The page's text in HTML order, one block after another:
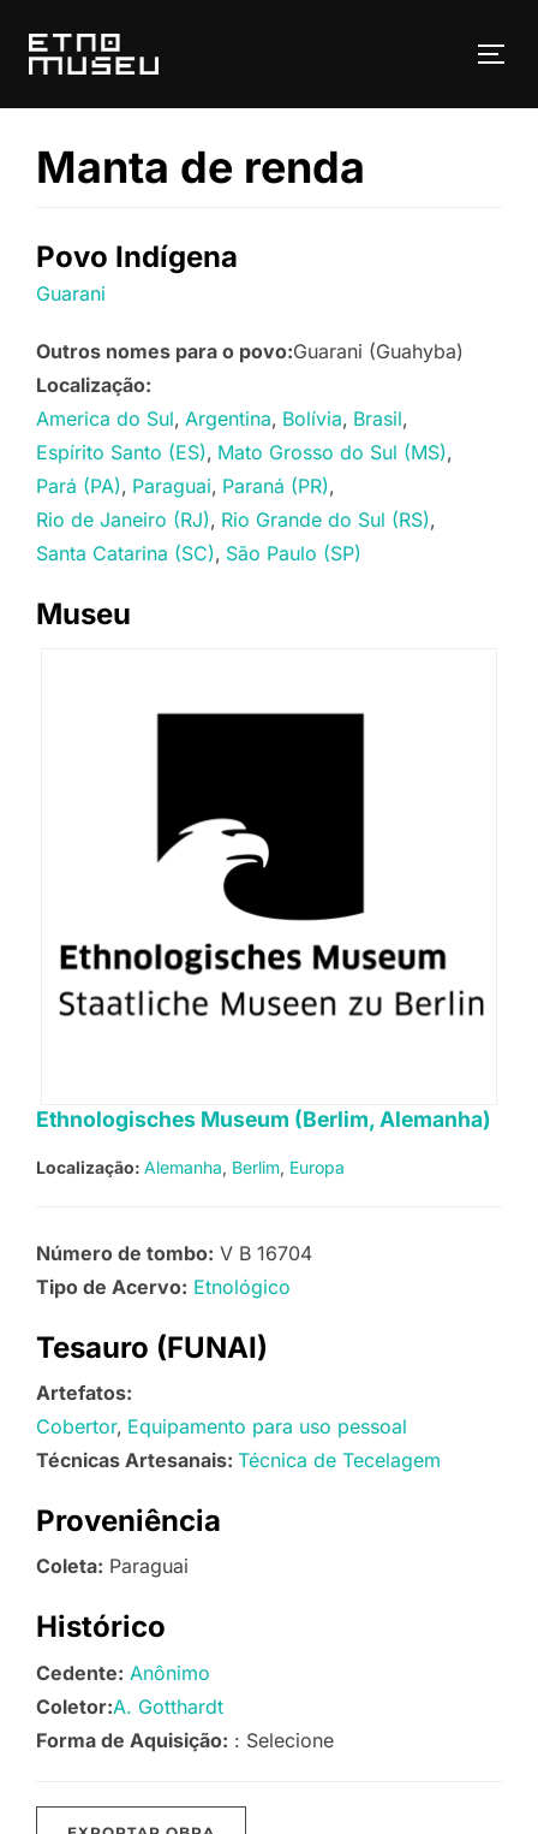
para
Manta de renda
Povo Indígena
Guarani
Outros nomes para o povo:Guarani (Guahyba)
Localização:
America do Sul Argentina Bolívia Brasil
Espírito Santo (ES) Mato Grosso do Sul (MS)
Pará (PA) Paraguai Paraná (PR)
Rio de Janeiro (RJ) Rio Grande do Sul (RS)
Santa Catarina (SC) São Paulo (SP)
Museu
Ethnologisches Museum (Berlim, Alemanha)
Localização: Alemanha Berlim Europa
Número de tombo: V B 16704
Tipo de Acervo: Etnológico
Tesauro (FUNAI)
Artefatos:
Cobertor Equipamento para uso pessoal
Técnicas Artesanais: Técnica de Tecelagem
Proveniência
Coleta: Paraguai
Histórico
Cedente: Anônimo
Coletor:A. Gotthardt
Forma de Aquisição: : Selecione